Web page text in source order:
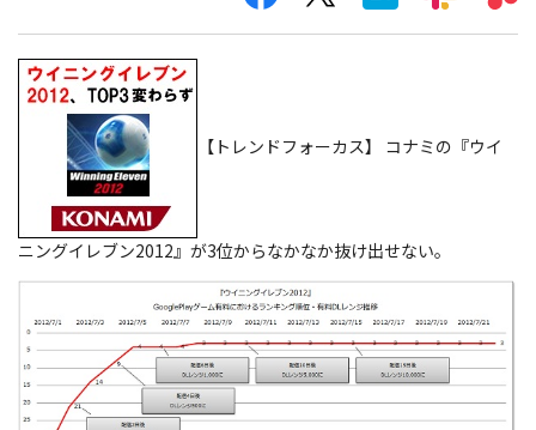
【トレンドフォーカス】 コナミの『ウイ
ニングイレブン2012』が3位からなかなか抜け出せない。